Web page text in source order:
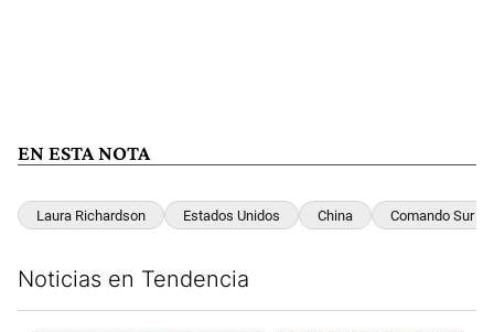
EN ESTA NOTA
Laura Richardson Estados Unidos China Comando Sur
Noticias en Tendencia